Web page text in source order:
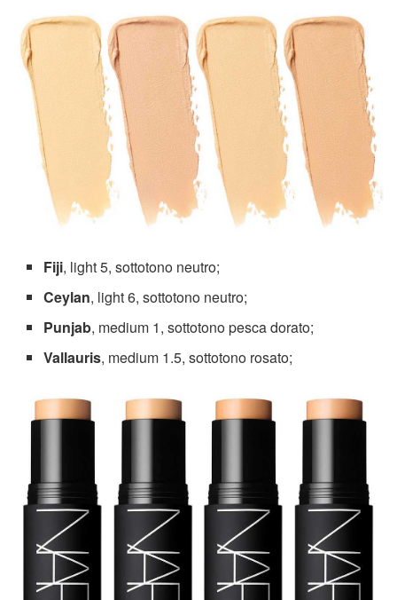
Fiji, light 5, sottotono neutro;
Ceylan, light 6, sottotono neutro;
Punjab, medium 1, sottotono pesca dorato;
Vallauris, medium 1.5, sottotono rosato;